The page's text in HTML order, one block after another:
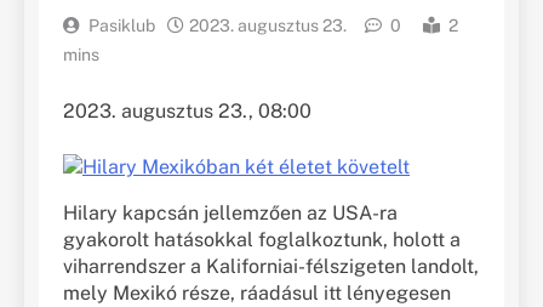
Pasiklub 2023. augusztus 23. 0
2
mins
2023. augusztus 23., 08:00
Hilary kapcsán jellemzően az USA-ra
gyakorolt hatásokkal foglalkoztunk, holott a
viharrendszer a Kaliforniai-félszigeten landolt,
mely Mexikó része, ráadásul itt lényegesen